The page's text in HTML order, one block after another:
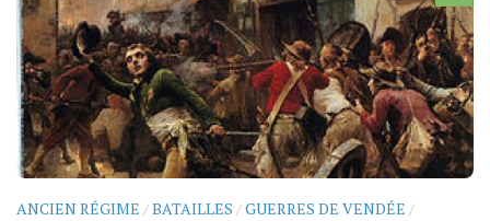
ANCIEN RÉGIME /BATAILLES /GUERRES DE VENDÉE /